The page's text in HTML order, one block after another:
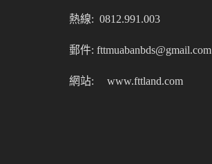
熱線: 0812.991.003
郵件: fttmuabanbds@gmail.com
網站: www.fttland.com